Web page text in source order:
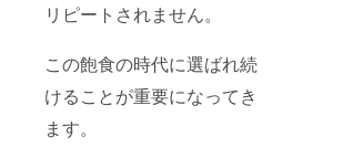
リピートされません。
この飽食の時代に選ばれ続
けることが重要になってき
ます。